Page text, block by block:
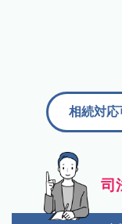
司
相続対応